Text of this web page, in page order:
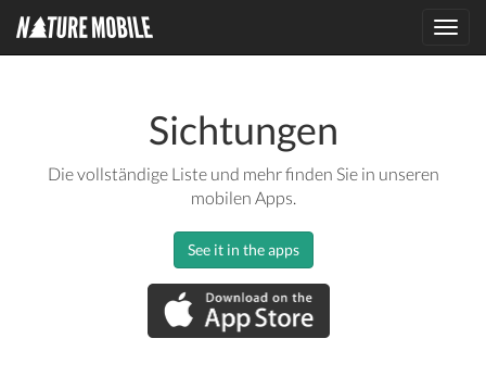
Sichtungen
Die vollständige Liste und mehr finden Sie in unseren
mobilen Apps.
See it in the apps